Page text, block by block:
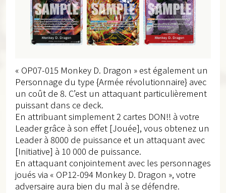
« OP07-015 Monkey D. Dragon » est également un
Personnage du type {Armée révolutionnaire} avec
un coût de 8. C’est un attaquant particulièrement
puissant dans ce deck.
En attribuant simplement 2 cartes DON!! à votre
Leader grâce à son effet [Jouée], vous obtenez un
Leader à 8000 de puissance et un attaquant avec
[Initiative] à 10 000 de puissance.
En attaquant conjointement avec les personnages
joués via « OP12-094 Monkey D. Dragon », votre
adversaire aura bien du mal à se défendre.